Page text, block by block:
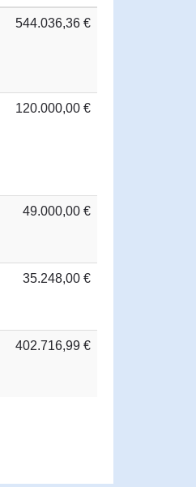
544.036,36 €
120.000,00 €
49.000,00 €
35.248,00 €
402.716,99 €